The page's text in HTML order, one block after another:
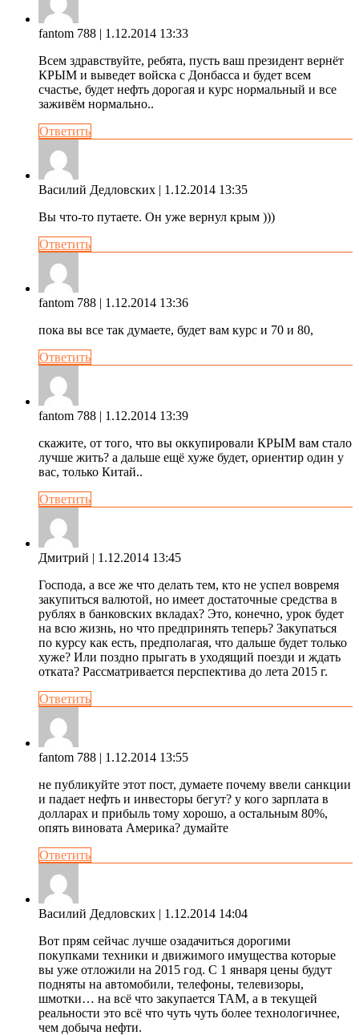
fantom 788 | 1.12.2014 13:33
Всем здравствуйте, ребята, пусть ваш президент вернёт
КРЫМ и выведет войска с Донбасса и будет всем
счастье, будет нефть дорогая и курс нормальный и все
заживём нормально..
Ответить
Василий Дедловских | 1.12.2014 13:35
Вы что-то путаете. Он уже вернул крым )))
Ответить
fantom 788 | 1.12.2014 13:36
пока вы все так думаете, будет вам курс и 70 и 80,
Ответить
fantom 788 | 1.12.2014 13:39
скажите, от того, что вы оккупировали КРЫМ вам стало
лучше жить? а дальше ещё хуже будет, ориентир один у
вас, только Китай..
Ответить
Дмитрий | 1.12.2014 13:45
Господа, а все же что делать тем, кто не успел вовремя
закупиться валютой, но имеет достаточные средства в
рублях в банковских вкладах? Это, конечно, урок будет
на всю жизнь, но что предпринять теперь? Закупаться
по курсу как есть, предполагая, что дальше будет только
хуже? Или поздно прыгать в уходящий поезди и ждать
отката? Рассматривается перспектива до лета 2015 г.
Ответить
fantom 788 | 1.12.2014 13:55
не публикуйте этот пост, думаете почему ввели санкции
и падает нефть и инвесторы бегут? у кого зарплата в
долларах и прибыль тому хорошо, а остальным 80%,
опять виновата Америка? думайте
Ответить
Василий Дедловских | 1.12.2014 14:04
Вот прям сейчас лучше озадачиться дорогими
покупками техники и движимого имущества которые
вы уже отложили на 2015 год. С 1 января цены будут
подняты на автомобили, телефоны, телевизоры,
шмотки… на всё что закупается ТАМ, а в текущей
реальности это всё что чуть чуть более технологичнее,
чем добыча нефти.